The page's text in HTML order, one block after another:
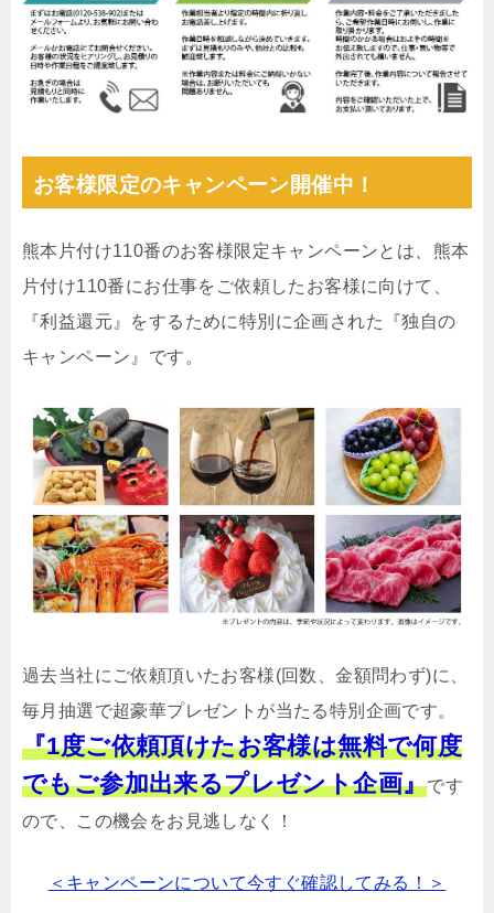
お客様限定のキャンペーン開催中！
熊本片付け110番のお客様限定キャンペーンとは、熊本
片付け110番にお仕事をご依頼したお客様に向けて、
『利益還元』をするために特別に企画された『独自の
キャンペーン』です。
過去当社にご依頼頂いたお客様(回数、金額問わず)に、
毎月抽選で超豪華プレゼントが当たる特別企画です。
『1度ご依頼頂けたお客様は無料で何度
でもご参加出来るプレゼント企画』です
ので、この機会をお見逃しなく！
＜キャンペーンについて今すぐ確認してみる！＞